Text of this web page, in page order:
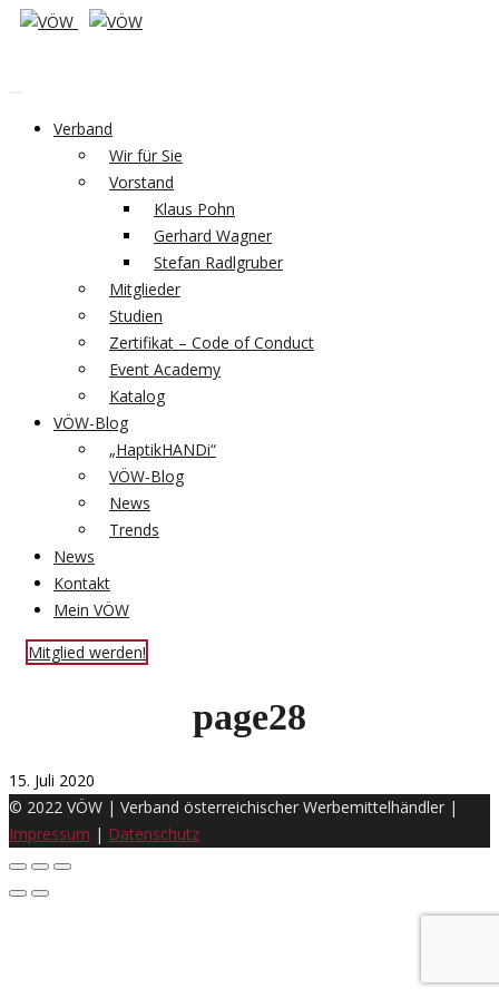
Verband
Wir für Sie
Vorstand
Klaus Pohn
Gerhard Wagner
Stefan Radlgruber
Mitglieder
Studien
Zertifikat – Code of Conduct
Event Academy
Katalog
VÖW-Blog
„HaptikHANDi“
VÖW-Blog
News
Trends
News
Kontakt
Mein VÖW
Mitglied werden!
page28
15. Juli 2020
© 2022 VÖW | Verband österreichischer Werbemittelhändler |
Impressum | Datenschutz